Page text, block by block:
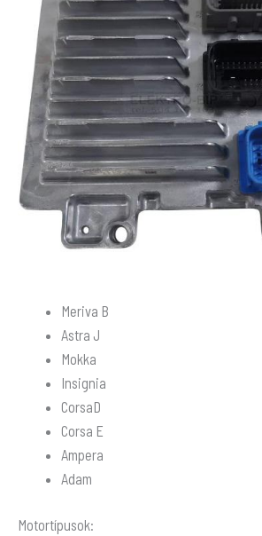
Meriva B
Astra J
Mokka
Insignia
CorsaD
Corsa E
Ampera
Adam
Motortípusok: